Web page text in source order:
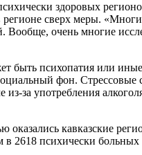
здоровых
сверх меры.
Вообще, очень многие
быть психопатия или
фон.
из-за употребления
оказались кавказские
в 2618 психически